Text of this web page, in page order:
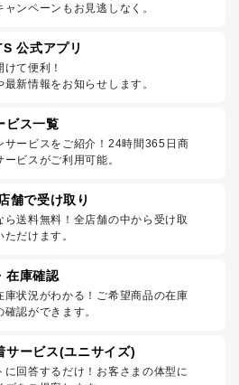
ンペーンもお見逃しなく。
公式アプリ
て便利！
新情報をお知らせします。
ビス一覧
サービスをご紹介！24時間365日商
ビスがご利用可能。
舗で受け取り
ら送料無料！全店舗の中から受け取
だけます。
在庫確認
庫状況がわかる！ご希望商品の在庫
認ができます。
サービス(ユニサイズ)
に回答するだけ！お客さまの体型に